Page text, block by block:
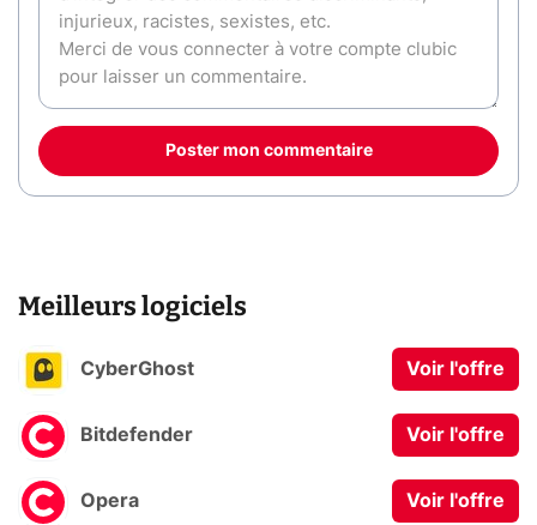
Poster mon commentaire
Meilleurs logiciels
CyberGhost Voir l'offre
Bitdefender Voir l'offre
Opera Voir l'offre